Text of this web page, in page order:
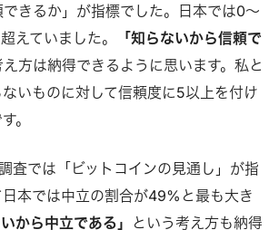
きるか」が指標でした。日本では0〜
えていました。
「知らないから信頼で
え方は納得できるように思います。私と
いものに対して信頼度に5以上を付け
。
査では「ビットコインの見通し」が指
本では中立の割合が49%と最も大き
いから中立である」 という考え方も納得